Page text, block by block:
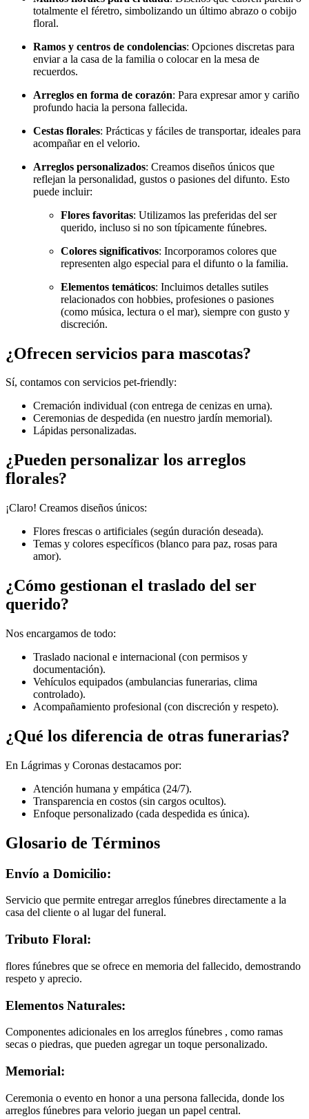
totalmente el féretro, simbolizando un último abrazo o cobijo
floral.
Ramos y centros de condolencias: Opciones discretas para
enviar a la casa de la familia o colocar en la mesa de
recuerdos.
Arreglos en forma de corazón: Para expresar amor y cariño
profundo hacia la persona fallecida.
Cestas florales: Prácticas y fáciles de transportar, ideales para
acompañar en el velorio.
Arreglos personalizados: Creamos diseños únicos que
reflejan la personalidad, gustos o pasiones del difunto. Esto
puede incluir:
Flores favoritas: Utilizamos las preferidas del ser
querido, incluso si no son típicamente fúnebres.
Colores significativos: Incorporamos colores que
representen algo especial para el difunto o la familia.
Elementos temáticos: Incluimos detalles sutiles
relacionados con hobbies, profesiones o pasiones
(como música, lectura o el mar), siempre con gusto y
discreción.
¿Ofrecen servicios para mascotas?
Sí, contamos con servicios pet-friendly:
Cremación individual (con entrega de cenizas en urna).
Ceremonias de despedida (en nuestro jardín memorial).
Lápidas personalizadas.
¿Pueden personalizar los arreglos
florales?
¡Claro! Creamos diseños únicos:
Flores frescas o artificiales (según duración deseada).
Temas y colores específicos (blanco para paz, rosas para
amor).
¿Cómo gestionan el traslado del ser
querido?
Nos encargamos de todo:
Traslado nacional e internacional (con permisos y
documentación).
Vehículos equipados (ambulancias funerarias, clima
controlado).
Acompañamiento profesional (con discreción y respeto).
¿Qué los diferencia de otras funerarias?
En Lágrimas y Coronas destacamos por:
Atención humana y empática (24/7).
Transparencia en costos (sin cargos ocultos).
Enfoque personalizado (cada despedida es única).
Glosario de Términos
Envío a Domicilio:
Servicio que permite entregar arreglos fúnebres directamente a la
casa del cliente o al lugar del funeral.
Tributo Floral:
flores fúnebres que se ofrece en memoria del fallecido, demostrando
respeto y aprecio.
Elementos Naturales:
Componentes adicionales en los arreglos fúnebres , como ramas
secas o piedras, que pueden agregar un toque personalizado.
Memorial:
Ceremonia o evento en honor a una persona fallecida, donde los
arreglos fúnebres para velorio juegan un papel central.